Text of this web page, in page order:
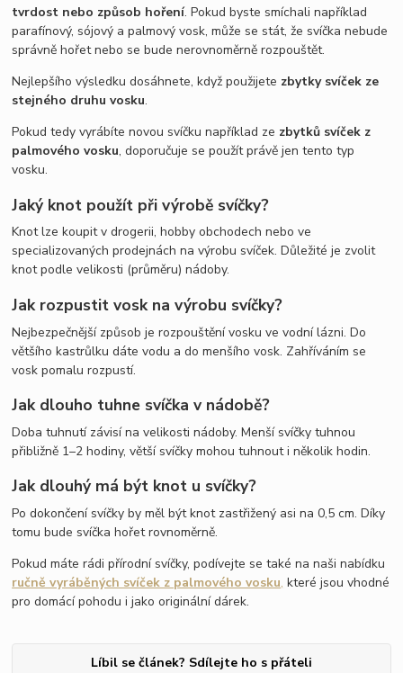
tvrdost nebo způsob hoření. Pokud byste smíchali například
parafínový, sójový a palmový vosk, může se stát, že svíčka nebude
správně hořet nebo se bude nerovnoměrně rozpouštět.
Nejlepšího výsledku dosáhnete, když použijete zbytky svíček ze
stejného druhu vosku.
Pokud tedy vyrábíte novou svíčku například ze zbytků svíček z
palmového vosku, doporučuje se použít právě jen tento typ
vosku.
Jaký knot použít při výrobě svíčky?
Knot lze koupit v drogerii, hobby obchodech nebo ve
specializovaných prodejnách na výrobu svíček. Důležité je zvolit
knot podle velikosti (průměru) nádoby.
Jak rozpustit vosk na výrobu svíčky?
Nejbezpečnější způsob je rozpouštění vosku ve vodní lázni. Do
většího kastrůlku dáte vodu a do menšího vosk. Zahříváním se
vosk pomalu rozpustí.
Jak dlouho tuhne svíčka v nádobě?
Doba tuhnutí závisí na velikosti nádoby. Menší svíčky tuhnou
přibližně 1–2 hodiny, větší svíčky mohou tuhnout i několik hodin.
Jak dlouhý má být knot u svíčky?
Po dokončení svíčky by měl být knot zastřižený asi na 0,5 cm. Díky
tomu bude svíčka hořet rovnoměrně.
Pokud máte rádi přírodní svíčky, podívejte se také na naši nabídku
ručně vyráběných svíček z palmového vosku, které jsou vhodné
pro domácí pohodu i jako originální dárek.
Líbil se článek? Sdílejte ho s přáteli